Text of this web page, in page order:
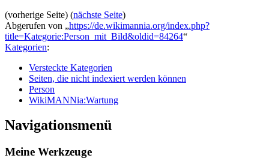
(vorherige Seite) (nächste Seite)
Abgerufen von „https://de.wikimannia.org/index.php?
title=Kategorie:Person_mit_Bild&oldid=84264“
Kategorien:
Versteckte Kategorien
Seiten, die nicht indexiert werden können
Person
WikiMANNia:Wartung
Navigationsmenü
Meine Werkzeuge